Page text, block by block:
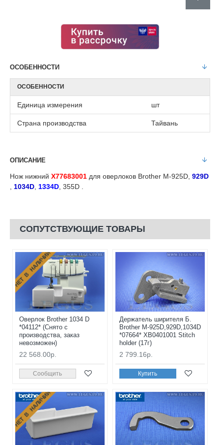
ОСОБЕННОСТИ
ОСОБЕННОСТИ
Единица измерения шт
Страна производства Тайвань
ОПИСАНИЕ
Нож нижний X77683001 для оверлоков Brother М-925D, 929D
1034D 1334D , 355D .
СОПУТСТВУЮЩИЕ ТОВАРЫ
НЕТ В НАЛИЧИИ
Оверлок Brother 1034 D
*04112* (Снято с
производства, заказ
невозможен)
22 568.00р.
Сообщить
Держатель ширителя Б.
Brother М-925D,929D,1034D
*07664* XB0401001 Stitch
holder (17г)
2 799.16р.
Купить
НЕТ В НАЛИЧИИ